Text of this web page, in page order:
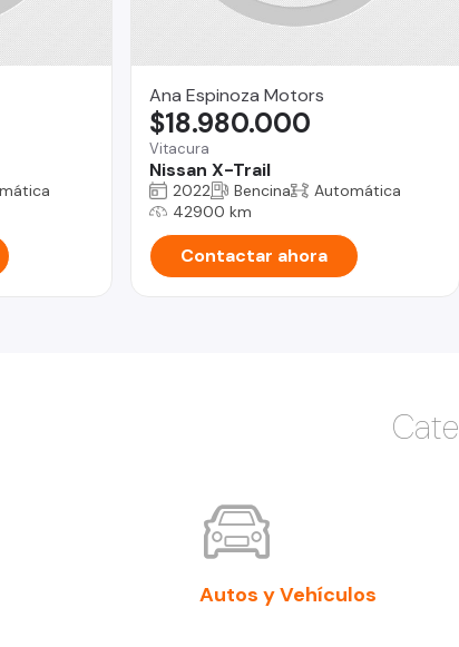
Ana Espinoza Motors
Vitacura
Nissan X-Trail
$18.980.000
2022 Bencina
Automática
42900 km
Contactar ahora
Autos y Vehículos